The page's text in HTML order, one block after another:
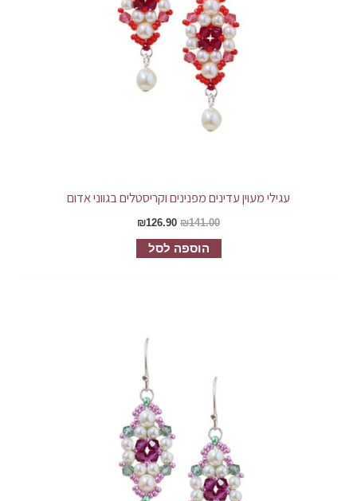
עגילי מעוין עדינים מפנינים וקריסטלים בגווני אדום
₪141.00
₪126.90
הוספה לסל